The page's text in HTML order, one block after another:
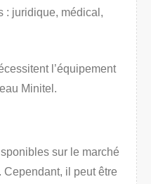
: juridique, médical,
l’équipement
Minitel.
sur le marché
il peut être